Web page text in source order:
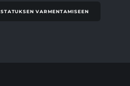
VARMENTAMISEEN